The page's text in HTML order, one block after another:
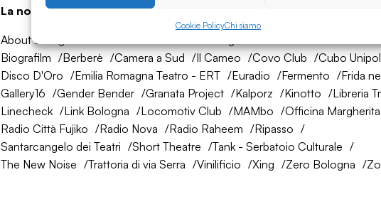
Cookie PolicyChi siamo
La nostra rete di amici
About Bologna
Biografilm
Berberè Camera a Sud Il Cameo Covo Club
Cubo Unipol
Disco D'Oro
Emilia Romagna Teatro - ERT Euradio Fermento
Frida
Gallery16
Gender Bender Granata Project Kalporz Kinotto
Libreria
Linecheck
Link Bologna Locomotiv Club MAMbo
Officina Margherita
Radio Città Fujiko
Radio Nova Radio Raheem
Ripasso
Santarcangelo dei Teatri
Short Theatre
Tank - Serbatoio Culturale
The New Noise
Trattoria di via Serra Vinilificio Xing Zero Bologna